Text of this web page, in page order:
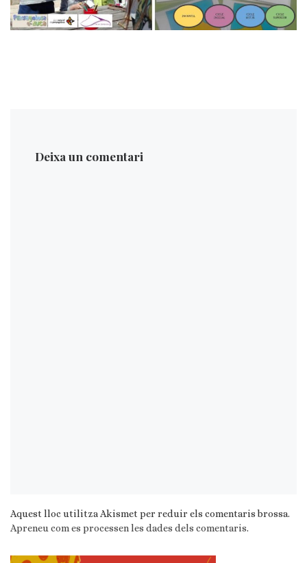
Deixa un comentari
Aquest lloc utilitza Akismet per reduir els comentaris brossa.
Apreneu com es processen les dades dels comentaris.